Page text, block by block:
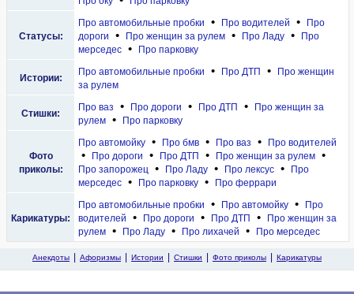
Статусы:
Про автомобильные пробки • Про водителей •
Про
дороги
• Про женщин за рулем • Про Ладу •
Про
мерседес • Про парковку
Истории:
Про автомобильные пробки • Про ДТП •
Про женщин
за рулем
Стишки:
Про ваз • Про дороги • Про ДТП •
Про женщин за
рулем • Про парковку
Фото
приколы:
Про автомойку • Про бмв • Про ваз • Про водителей
• Про дороги • Про ДТП • Про женщин за рулем •
Про запорожец • Про Ладу • Про лексус •
Про
мерседес • Про парковку • Про феррари
Карикатуры:
Про автомобильные пробки • Про автомойку •
Про
водителей
• Про дороги • Про ДТП •
Про женщин за
рулем • Про Ладу • Про лихачей • Про мерседес
Анекдоты Афоризмы Истории Стишки Фото приколы Карикатуры